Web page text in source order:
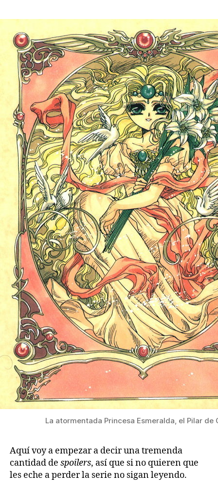
La atormentada Princesa Esmeralda, el Pilar de
Aquí voy a empezar a decir una tremenda
cantidad de spoilers, así que si no quieren que
les eche a perder la serie no sigan leyendo.